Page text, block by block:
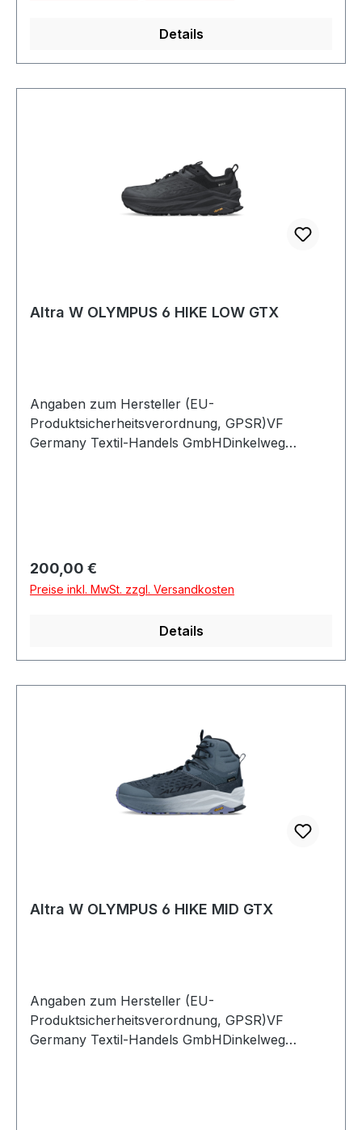
Details
Altra W OLYMPUS 6 HIKE LOW GTX
Angaben zum Hersteller (EU-
Produktsicherheitsverordnung, GPSR)VF
Germany Textil-Handels GmbHDinkelweg
Regulärer Preis:
200,00 €
Preise inkl. MwSt. zzgl. Versandkosten
Details
Altra W OLYMPUS 6 HIKE MID GTX
Angaben zum Hersteller (EU-
Produktsicherheitsverordnung, GPSR)VF
Germany Textil-Handels GmbHDinkelweg